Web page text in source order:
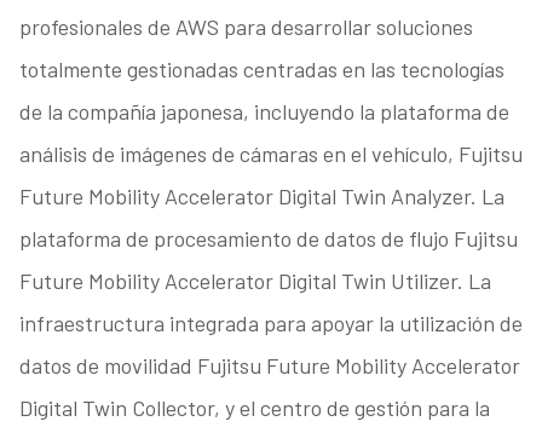
profesionales de AWS para desarrollar soluciones
totalmente gestionadas centradas en las tecnologías
de la compañía japonesa, incluyendo la plataforma de
análisis de imágenes de cámaras en el vehículo, Fujitsu
Future Mobility Accelerator Digital Twin Analyzer. La
plataforma de procesamiento de datos de flujo Fujitsu
Future Mobility Accelerator Digital Twin Utilizer. La
infraestructura integrada para apoyar la utilización de
datos de movilidad Fujitsu Future Mobility Accelerator
Digital Twin Collector, y el centro de gestión para la